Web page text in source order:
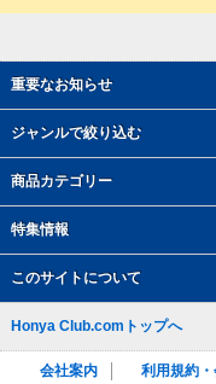
重要なお知らせ
ジャンルで絞り込む
商品カテゴリー
特集情報
このサイトについて
Honya Club.comトップへ
会社案内 利用規約